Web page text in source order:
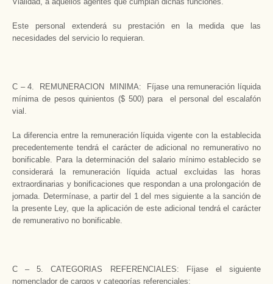
Este personal extenderá su prestación en la medida que las
necesidades del servicio lo requieran.
C – 4. REMUNERACION MINIMA: Fíjase una remuneración líquida
mínima de pesos quinientos ($ 500) para el personal del escalafón
vial.
La diferencia entre la remuneración líquida vigente con la establecida
precedentemente tendrá el carácter de adicional no remunerativo no
bonificable. Para la determinación del salario mínimo establecido se
considerará la remuneración líquida actual excluidas las horas
extraordinarias y bonificaciones que respondan a una prolongación de
jornada. Determínase, a partir del 1 del mes siguiente a la sanción de
la presente Ley, que la aplicación de este adicional tendrá el carácter
de remunerativo no bonificable.
C – 5. CATEGORIAS REFERENCIALES: Fíjase el siguiente
nomenclador de cargos y categorías referenciales: